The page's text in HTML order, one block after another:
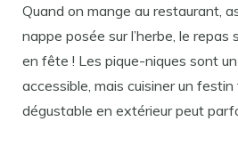
Quand on mange au restaurant,
nappe posée sur l’herbe, le
en fête ! Les pique-niques sont
accessible, mais cuisiner un
dégustable en extérieur peut